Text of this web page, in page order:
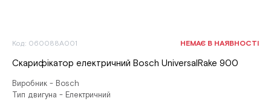
Код: 060088A001 НЕМАЄ В НАЯВНОСТІ
Скарифікатор електричний Bosch UniversalRake 900
Виробник - Bosch
Тип двигуна - Електричний